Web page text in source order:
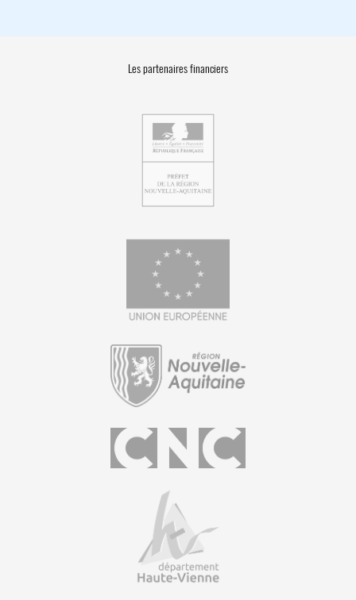
Les partenaires financiers